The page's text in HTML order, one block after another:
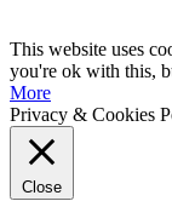
This website uses
you're ok with this,
More
Privacy & Cookies
Close